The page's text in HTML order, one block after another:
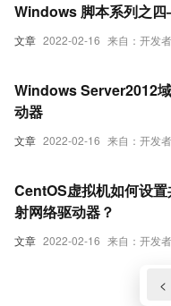
文章 2022-02-16 来自：开发
Windows 脚本系列之
文章 2022-02-16 来自：开发
Windows Server2012
动器
文章 2022-02-16 来自：开发
CentOS虚拟机如何设
射网络驱动器？
<